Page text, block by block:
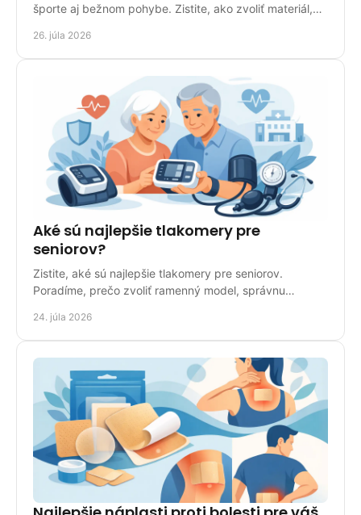
športe aj bežnom pohybe. Zistite, ako zvoliť materiál,
26. júla 2026
Aké sú najlepšie tlakomery pre
seniorov?
Zistite, aké sú najlepšie tlakomery pre seniorov.
Poradíme, prečo zvoliť ramenný model, správnu
bezpečne.
24. júla 2026